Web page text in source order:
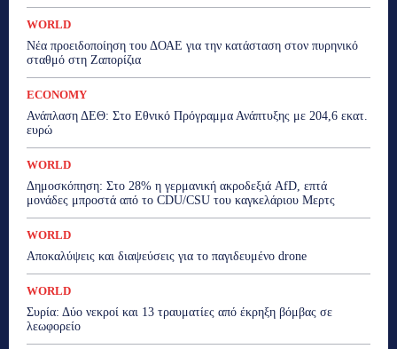
WORLD
Νέα προειδοποίηση του ΔΟΑΕ για την κατάσταση στον πυρηνικό
σταθμό στη Ζαπορίζια
ECONOMY
Ανάπλαση ΔΕΘ: Στο Εθνικό Πρόγραμμα Ανάπτυξης με 204,6 εκατ.
ευρώ
WORLD
Δημοσκόπηση: Στο 28% η γερμανική ακροδεξιά AfD, επτά
μονάδες μπροστά από το CDU/CSU του καγκελάριου Μερτς
WORLD
Αποκαλύψεις και διαψεύσεις για το παγιδευμένο drone
WORLD
Συρία: Δύο νεκροί και 13 τραυματίες από έκρηξη βόμβας σε
λεωφορείο